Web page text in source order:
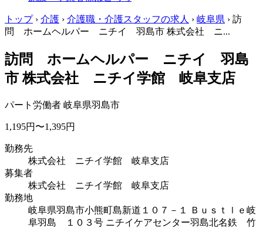
トップ › 介護 › 介護職・介護スタッフの求人 › 岐阜県 › 訪
問 ホームヘルパー ニチイ 羽島市 株式会社 ニ...
訪問 ホームヘルパー ニチイ 羽島
市 株式会社 ニチイ学館 岐阜支店
パート労働者 岐阜県羽島市
1,195円〜1,395円
勤務先
株式会社 ニチイ学館 岐阜支店
募集者
株式会社 ニチイ学館 岐阜支店
勤務地
岐阜県羽島市小熊町島新道１０７－１ Ｂｕｓｔｌｅ岐
阜羽島 １０３号 ニチイケアセンター羽島北名鉄 竹